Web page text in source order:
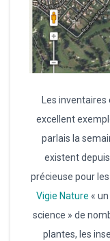
Les
excellent
parlais la
existent
précieuse pour
Vigie Nature «
science » de
plantes, les